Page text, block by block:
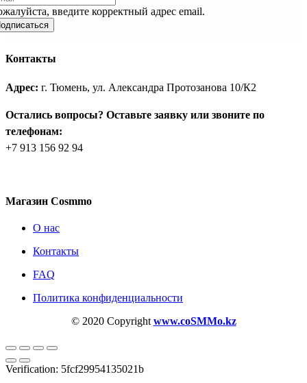
введите корректный адрес email.
Контакты
Адрес: г. Тюмень, ул. Александра Протозанова 10/К2
Остались вопросы? Оставьте заявку или звоните по
телефонам:
+7 913 156 92 94
Магазин Cosmmo
О нас
Контакты
FAQ
Политика конфиденциальности
© 2020 Copyright www.coSMMo.kz
Verification: 5fcf29954135021b